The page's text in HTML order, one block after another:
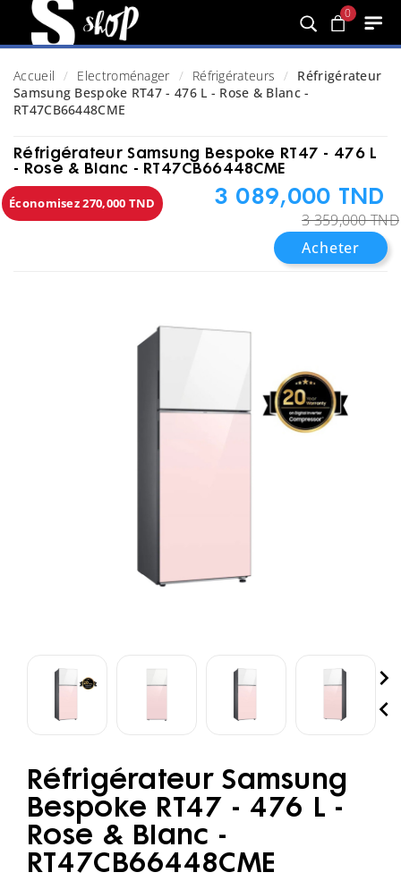
0
Accueil Electroménager Réfrigérateurs
Réfrigérateur
Samsung Bespoke RT47 - 476 L - Rose & Blanc -
RT47CB66448CME
Réfrigérateur Samsung Bespoke RT47 - 476 L
- Rose & Blanc - RT47CB66448CME
Économisez 270,000 TND 3 089,000 TND
3 359,000 TND
Acheter


Réfrigérateur Samsung
Bespoke RT47 - 476 L -
Rose & Blanc -
RT47CB66448CME